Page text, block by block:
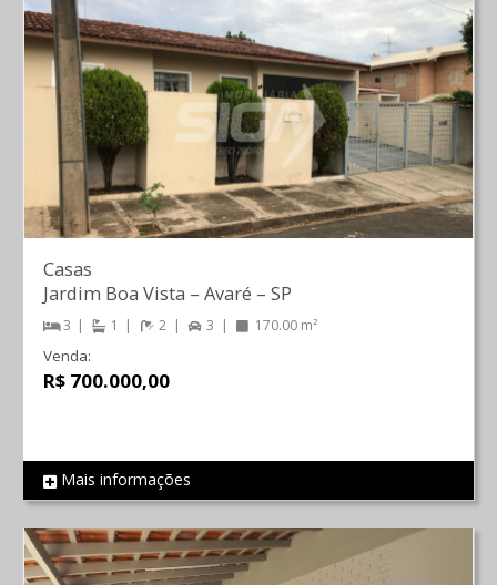
REF 183
Casas
Jardim Boa Vista – Avaré – SP
3 1 2 3 170.00 m²
Venda:
R$ 700.000,00
Mais informações